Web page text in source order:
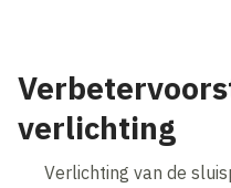
verlichting
Verlichting van de